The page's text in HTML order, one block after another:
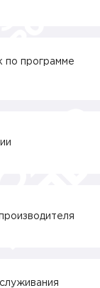
по программе